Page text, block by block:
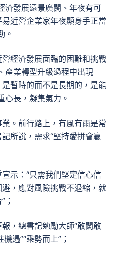
濟發展遠景廣闊、年夜有可
近營企業家年夜顯身手正當
。
經濟發展面臨的困難和挑戰
產業轉型升級過程中出現
暫時的而不是長期的，是能
心長，凝集氣力。
。前行路上，有風有雨是常
所說，需求“堅持愛拼會贏
示：“只需我們堅定信心信
，應對風險挑戰不退縮，就
；
，總書記勉勵大師“敢闖敢
遇”“乘勢而上”；